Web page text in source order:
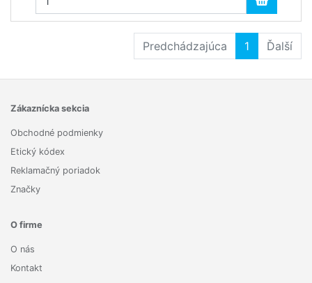
Predchádzajúca 1 Ďalší
Zákaznícka sekcia
Obchodné podmienky
Etický kódex
Reklamačný poriadok
Značky
O firme
O nás
Kontakt